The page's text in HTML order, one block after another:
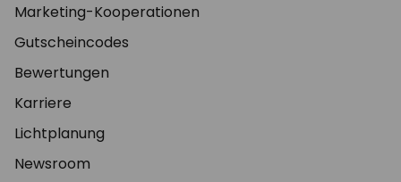
Marketing-Kooperationen
Gutscheincodes
Bewertungen
Karriere
Lichtplanung
Newsroom